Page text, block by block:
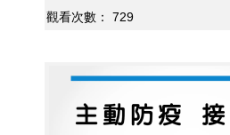
觀看次數：
729